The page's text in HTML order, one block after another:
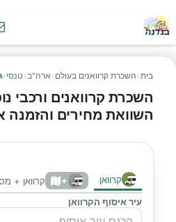
בית› השכרת קרוואנים בעולם › ארה"ב›טנסי ›
השכרת קרוואנים ורכבי
השוואת מחירים והזמנה
קרוואן + קרוואן +
עיר איסוף הקרוואן